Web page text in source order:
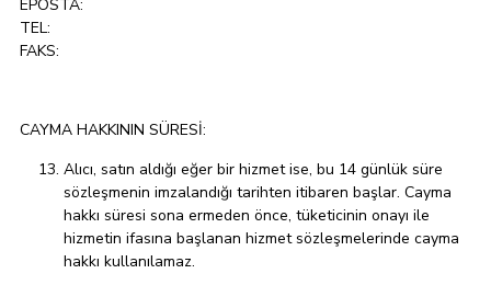
EPOSTA:
TEL:
FAKS:
CAYMA HAKKININ SÜRESİ:
Alıcı, satın aldığı eğer bir hizmet ise, bu 14 günlük süre
sözleşmenin imzalandığı tarihten itibaren başlar. Cayma
hakkı süresi sona ermeden önce, tüketicinin onayı ile
hizmetin ifasına başlanan hizmet sözleşmelerinde cayma
hakkı kullanılamaz.